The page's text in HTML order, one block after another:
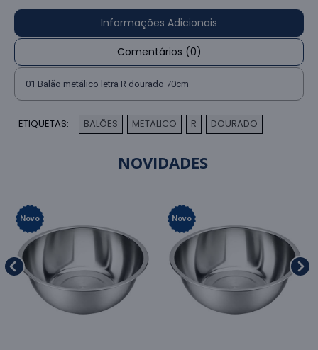
Informações Adicionais
Comentários (0)
01 Balão metálico letra R dourado 70cm
ETIQUETAS: BALÕES METALICO R DOURADO
NOVIDADES
Novo Novo